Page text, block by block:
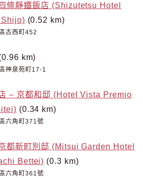
條靜鐵飯店 (Shizutetsu Hotel
(0.52 km)
古西町452
km)
神泉苑町17-1
– 京都和邸 (Hotel Vista Premio
(0.34 km)
六角町371號
都新町別邸 (Mitsui Garden Hotel
Bettei) (0.3 km)
六角町361號